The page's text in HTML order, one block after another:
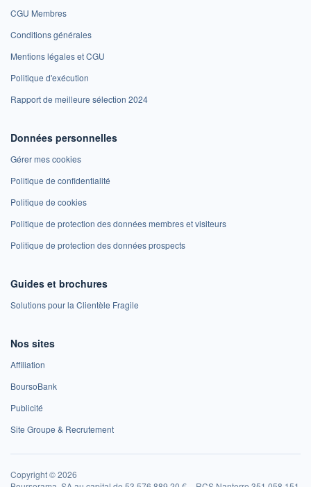
CGU Membres
Conditions générales
Mentions légales et CGU
Politique d'exécution
Rapport de meilleure sélection 2024
Données personnelles
Gérer mes cookies
Politique de confidentialité
Politique de cookies
Politique de protection des données membres et visiteurs
Politique de protection des données prospects
Guides et brochures
Solutions pour la Clientèle Fragile
Nos sites
Affiliation
BoursoBank
Publicité
Site Groupe & Recrutement
Copyright © 2026